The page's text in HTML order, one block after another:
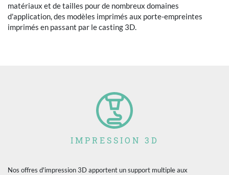
matériaux et de tailles pour de nombreux domaines
d'application, des modèles imprimés aux porte-empreintes
imprimés en passant par le casting 3D.
IMPRESSION 3D
Nos offres d'impression 3D apportent un support multiple aux